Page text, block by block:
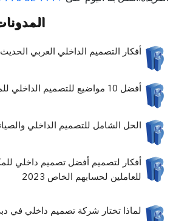
أفكار التصميم الداخلي العربي
أفضل 10 مواضيع للتصميم الداخلي للمطاعم في دبي
الحل الشامل للتصميم الداخلي
أفكار لتصميم أفضل تصميم داخلي
للعاملين لحسابهم الخاص 2023
لماذا تختار شركة تصميم داخلي في